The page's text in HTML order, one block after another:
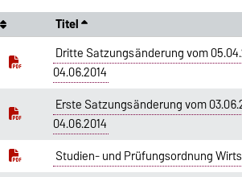
Titel
Dritte Satzungsänderung vom
04.06.2014
Erste Satzungsänderung vom
04.06.2014
Studien- und Prüfungsordnung